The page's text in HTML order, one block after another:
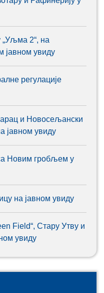
„Уљма 2“, на
јавном увиду
регулације
и Новосељански
јавном увиду
Новим гробљем у
на јавном увиду
Field“, Стару Утву и
увиду